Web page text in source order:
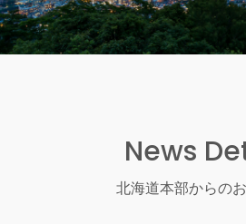
News
北海道本部からの